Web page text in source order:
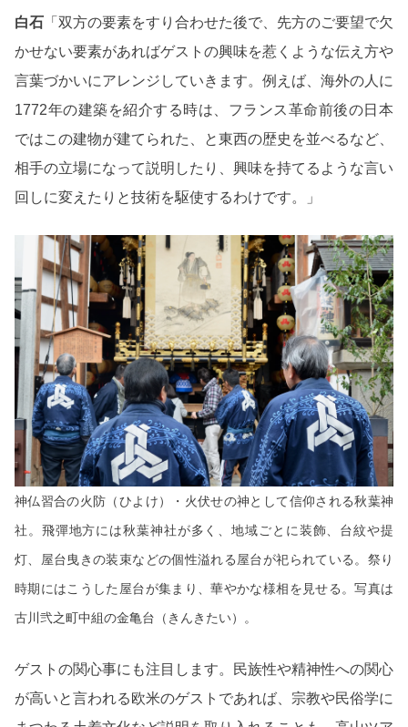
白石 「双方の要素をすり合わせた後で、先方のご要望で欠
かせない要素があればゲストの興味を惹くような伝え方や
言葉づかいにアレンジしていきます。例えば、海外の人に
1772年の建築を紹介する時は、フランス革命前後の日本
ではこの建物が建てられた、と東西の歴史を並べるなど、
相手の立場になって説明したり、興味を持てるような言い
回しに変えたりと技術を駆使するわけです。」
神仏習合の火防（ひよけ）・火伏せの神として信仰される秋葉神
社。飛彈地方には秋葉神社が多く、地域ごとに装飾、台紋や提
灯、屋台曳きの装束などの個性溢れる屋台が祀られている。祭り
時期にはこうした屋台が集まり、華やかな様相を見せる。写真は
古川弐之町中組の金亀台（きんきたい）。
ゲストの関心事にも注目します。民族性や精神性への関心
が高いと言われる欧米のゲストであれば、宗教や民俗学に